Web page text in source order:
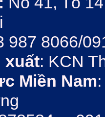
987 8066/
xuất: KCN
Miền Nam